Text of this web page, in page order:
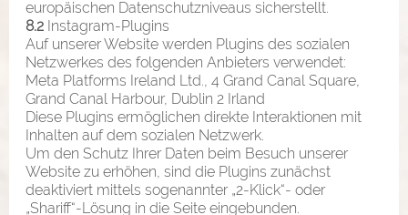
europäischen Datenschutzniveaus sicherstellt.
8.2 Instagram-Plugins
Auf unserer Website werden Plugins des sozialen
Netzwerkes des folgenden Anbieters verwendet:
Meta Platforms Ireland Ltd., 4 Grand Canal Square,
Grand Canal Harbour, Dublin 2 Irland
Diese Plugins ermöglichen direkte Interaktionen mit
Inhalten auf dem sozialen Netzwerk.
Um den Schutz Ihrer Daten beim Besuch unserer
Website zu erhöhen, sind die Plugins zunächst
deaktiviert mittels sogenannter „2-Klick“- oder
„Shariff“-Lösung in die Seite eingebunden.